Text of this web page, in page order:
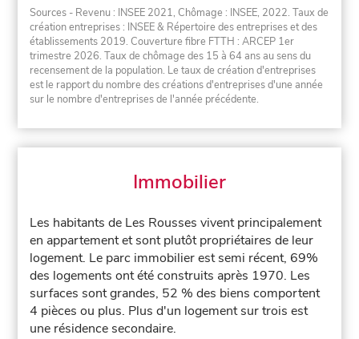
Sources - Revenu : INSEE 2021, Chômage : INSEE, 2022. Taux de
création entreprises : INSEE & Répertoire des entreprises et des
établissements 2019. Couverture fibre FTTH : ARCEP 1er
trimestre 2026. Taux de chômage des 15 à 64 ans au sens du
recensement de la population. Le taux de création d'entreprises
est le rapport du nombre des créations d'entreprises d'une année
sur le nombre d'entreprises de l'année précédente.
Immobilier
Les habitants de Les Rousses vivent principalement
en appartement et sont plutôt propriétaires de leur
logement. Le parc immobilier est semi récent, 69%
des logements ont été construits après 1970. Les
surfaces sont grandes, 52 % des biens comportent
4 pièces ou plus. Plus d'un logement sur trois est
une résidence secondaire.